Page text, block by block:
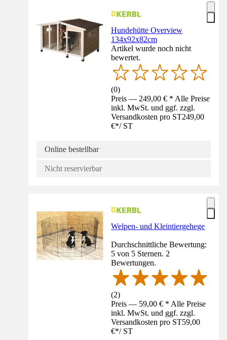
Hundehütte Overview
134x92x82cm
Artikel wurde noch nicht
bewertet.
(0)
Preis — 249,00 € * Alle Preise
inkl. MwSt. und ggf. zzgl.
Versandkosten pro ST249,00
€*/ ST
Online bestellbar
Nicht reservierbar
Welpen- und Kleintiergehege
Durchschnittliche Bewertung:
5 von 5 Sternen. 2
Bewertungen.
(2)
Preis — 59,00 € * Alle Preise
inkl. MwSt. und ggf. zzgl.
Versandkosten pro ST59,00
€*/ ST